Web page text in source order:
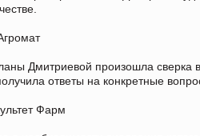
Агромат
Дмитриевой произошла сверка
ответы на конкретные
Фарм